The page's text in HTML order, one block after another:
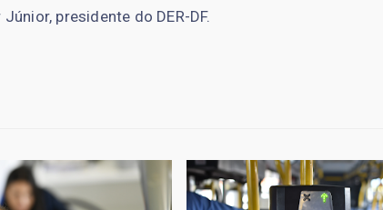
presidente do DER-DF.